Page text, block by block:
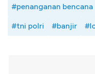
#penanganan bencana
#tni polri #banjir